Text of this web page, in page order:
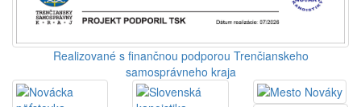
Realizované s finančnou podporou Trenčianskeho
samosprávneho kraja